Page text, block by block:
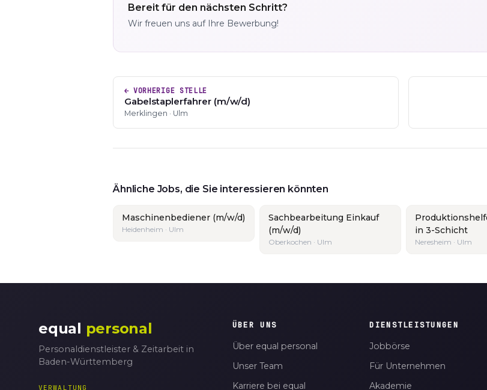
Bereit für den nächsten Schritt?
Wir freuen uns auf Ihre Bewerbung!
← VORHERIGE STELLE
Gabelstaplerfahrer (m/w/d)
Merklingen · Ulm
Ähnliche Jobs, die Sie interessieren könnten
Maschinenbediener (m/w/d)
Heidenheim · Ulm
Sachbearbeitung Einkauf
(m/w/d)
Oberkochen · Ulm
in 3-Schicht
Neresheim · Ulm
equal personal
Personaldienstleister & Zeitarbeit in
Baden-Württemberg
VERWALTUNG
ÜBER UNS
Über equal personal
Unser Team
Karriere bei equal
DIENSTLEISTUNGEN
Jobbörse
Für Unternehmen
Akademie